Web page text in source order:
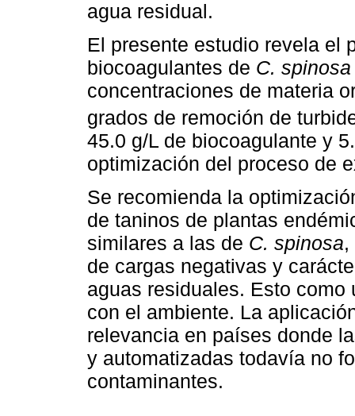
agua residual.
El presente estudio revela el
biocoagulantes de C. spinosa
concentraciones de materia
grados de remoción de
45.0 g/L de biocoagulante y
optimización del proceso de
Se recomienda la
de taninos de plantas
similares a las de C. spinosa,
de cargas negativas y
aguas residuales. Esto
con el ambiente. La
relevancia en países donde
y automatizadas todavía no
contaminantes.